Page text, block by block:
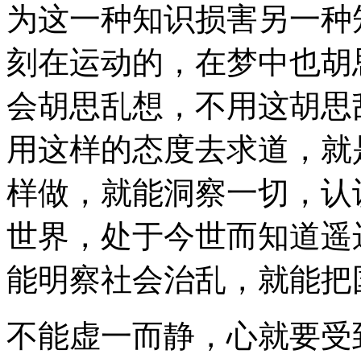
为这一种知识损害另一
刻在运动的，在梦中也
会胡思乱想，不用这胡
用这样的态度去求道，
样做，就能洞察一切，
世界，处于今世而知道
能明察社会治乱，就能
不能虚一而静，心就要